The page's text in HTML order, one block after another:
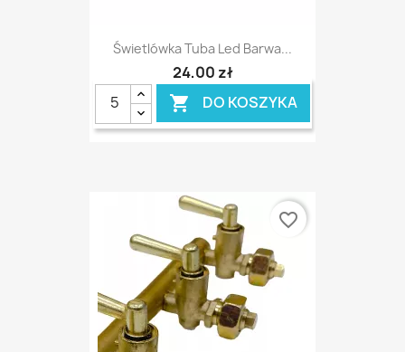
Świetlówka Tuba Led Barwa...
24,00 zł
 DO KOSZYKA
favorite_border